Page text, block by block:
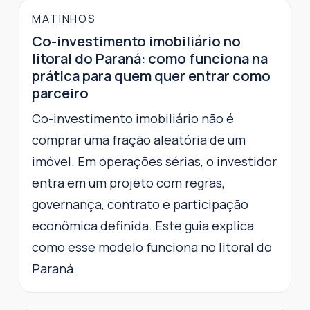
MATINHOS
Co-investimento imobiliário no
litoral do Paraná: como funciona na
prática para quem quer entrar como
parceiro
Co-investimento imobiliário não é
comprar uma fração aleatória de um
imóvel. Em operações sérias, o investidor
entra em um projeto com regras,
governança, contrato e participação
econômica definida. Este guia explica
como esse modelo funciona no litoral do
Paraná.